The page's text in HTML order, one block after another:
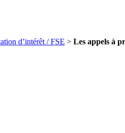
d’intérêt / FSE > Les appels à